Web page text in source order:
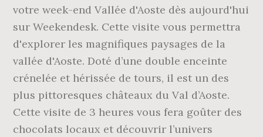
votre week-end Vallée d'Aoste dès aujourd'hui
sur Weekendesk. Cette visite vous permettra
d'explorer les magnifiques paysages de la
vallée d'Aoste. Doté d’une double enceinte
crénelée et hérissée de tours, il est un des
plus pittoresques châteaux du Val d’Aoste.
Cette visite de 3 heures vous fera goûter des
chocolats locaux et découvrir l’univers